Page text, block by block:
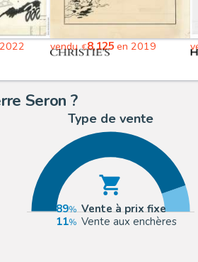
vendu€8,125 en 2019
Seron ?
Type de vente
89
Vente à prix fixe
11
Vente aux enchères